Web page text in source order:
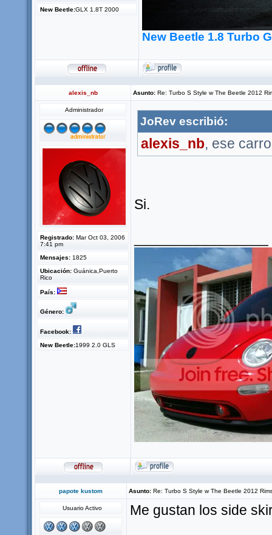
New Beetle:GLX 1.8T 2000
New Beetle 1.8 Turbo
alexis_nb Asunto: Re: Turbo S Style w The Beetle 2012
Administrador
Registrado: Mar Oct 03, 2006
7:41 pm
Mensajes: 1825
Ubicación: Guánica,Puerto
Rico
País:
Género:
Facebook:
New Beetle:1999 2.0 GLS
JoRev escribió:
alexis_nb, ese
Si.
papote kustom Asunto: Re: Turbo S Style w The Beetle 2012
Usuario Activo Me gustan los side